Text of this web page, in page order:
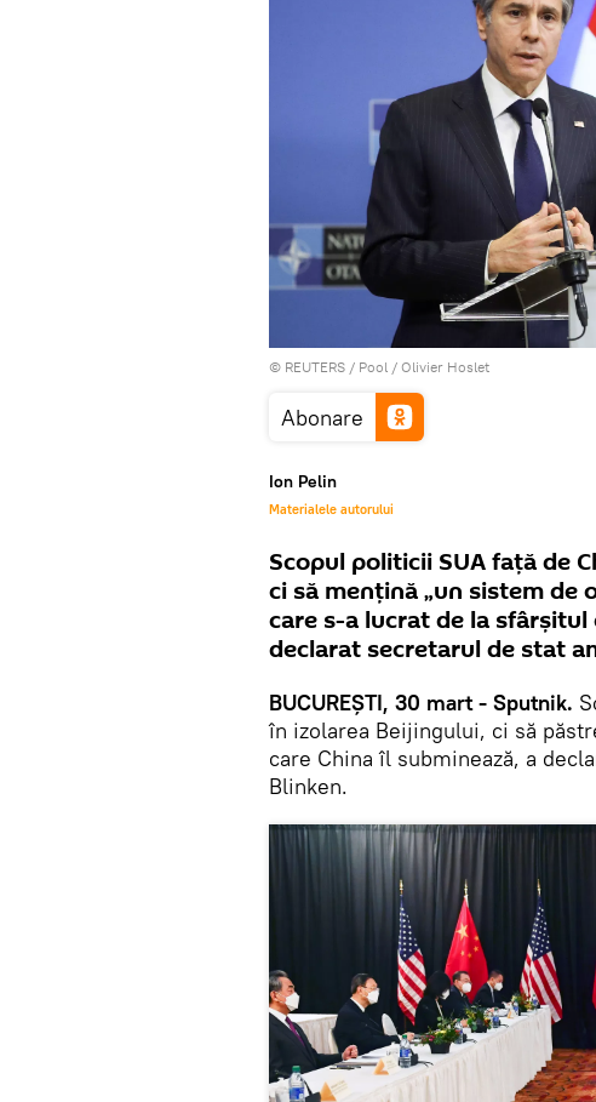
© REUTERS / Pool / Olivier Hoslet
Abonare
Ion Pelin
Materialele autorului
Scopul politicii SUA față de
ci să mențină „un sistem de
care s-a lucrat de la
declarat secretarul de stat
BUCUREȘTI, 30 mart - Sputnik.
în izolarea Beijingului, ci să
care China îl subminează, a
Blinken.